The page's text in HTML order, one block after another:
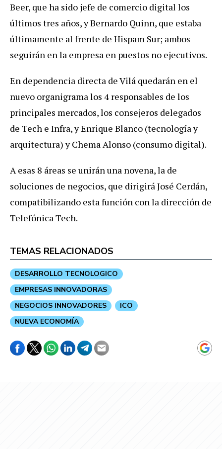
Beer, que ha sido jefe de comercio digital los
últimos tres años, y Bernardo Quinn, que estaba
últimamente al frente de Hispam Sur; ambos
seguirán en la empresa en puestos no ejecutivos.
En dependencia directa de Vilá quedarán en el
nuevo organigrama los 4 responsables de los
principales mercados, los consejeros delegados
de Tech e Infra, y Enrique Blanco (tecnología y
arquitectura) y Chema Alonso (consumo digital).
A esas 8 áreas se unirán una novena, la de
soluciones de negocios, que dirigirá José Cerdán,
compatibilizando esta función con la dirección de
Telefónica Tech.
TEMAS RELACIONADOS
DESARROLLO TECNOLOGICO
EMPRESAS INNOVADORAS
NEGOCIOS INNOVADORES
ICO
NUEVA ECONOMÍA